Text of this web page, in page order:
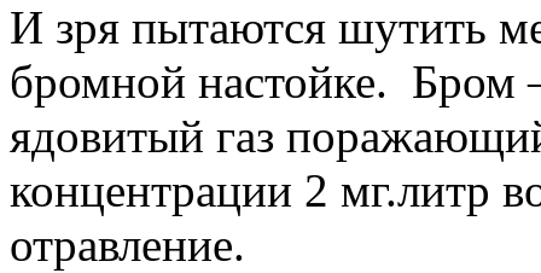
И зря пытаются шутить
бромной настойке. Бром
ядовитый газ
концентрации 2 мг.литр
отравление.